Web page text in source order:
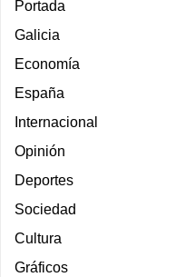
Portada
Galicia
Economía
España
Internacional
Opinión
Deportes
Sociedad
Cultura
Gráficos